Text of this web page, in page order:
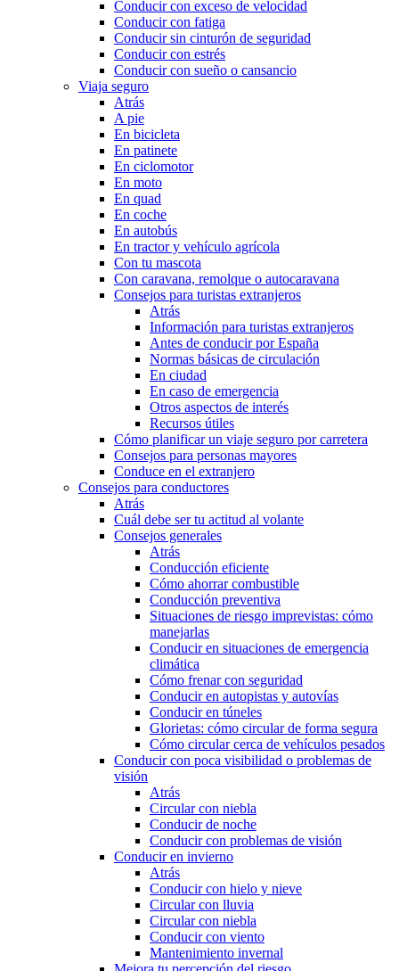
Conducir con exceso de velocidad
Conducir con fatiga
Conducir sin cinturón de seguridad
Conducir con estrés
Conducir con sueño o cansancio
Viaja seguro
Atrás
A pie
En bicicleta
En patinete
En ciclomotor
En moto
En quad
En coche
En autobús
En tractor y vehículo agrícola
Con tu mascota
Con caravana, remolque o autocaravana
Consejos para turistas extranjeros
Atrás
Información para turistas extranjeros
Antes de conducir por España
Normas básicas de circulación
En ciudad
En caso de emergencia
Otros aspectos de interés
Recursos útiles
Cómo planificar un viaje seguro por carretera
Consejos para personas mayores
Conduce en el extranjero
Consejos para conductores
Atrás
Cuál debe ser tu actitud al volante
Consejos generales
Atrás
Conducción eficiente
Cómo ahorrar combustible
Conducción preventiva
Situaciones de riesgo imprevistas: cómo
manejarlas
Conducir en situaciones de emergencia
climática
Cómo frenar con seguridad
Conducir en autopistas y autovías
Conducir en túneles
Glorietas: cómo circular de forma segura
Cómo circular cerca de vehículos pesados
Conducir con poca visibilidad o problemas de
visión
Atrás
Circular con niebla
Conducir de noche
Conducir con problemas de visión
Conducir en invierno
Atrás
Conducir con hielo y nieve
Circular con lluvia
Circular con niebla
Conducir con viento
Mantenimiento invernal